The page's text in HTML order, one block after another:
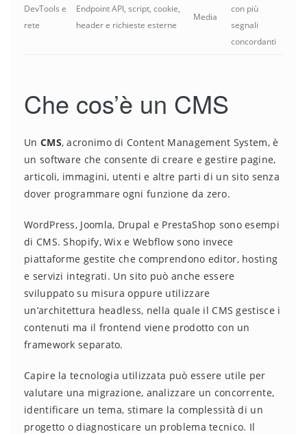
DevTools e
rete
Endpoint API, script, cookie,
header e richieste esterne
Media
con più
segnali
concordanti
Che cos’è un CMS
Un CMS, acronimo di Content Management System, è
un software che consente di creare e gestire pagine,
articoli, immagini, utenti e altre parti di un sito senza
dover programmare ogni funzione da zero.
WordPress, Joomla, Drupal e PrestaShop sono esempi
di CMS. Shopify, Wix e Webflow sono invece
piattaforme gestite che comprendono editor, hosting
e servizi integrati. Un sito può anche essere
sviluppato su misura oppure utilizzare
un’architettura headless, nella quale il CMS gestisce i
contenuti ma il frontend viene prodotto con un
framework separato.
Capire la tecnologia utilizzata può essere utile per
valutare una migrazione, analizzare un concorrente,
identificare un tema, stimare la complessità di un
progetto o diagnosticare un problema tecnico. Il